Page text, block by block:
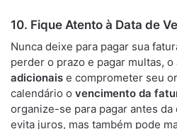
10. Fique Atento à Data de
Nunca deixe para pagar sua
perder o prazo e pagar multas,
adicionais e comprometer seu
calendário o vencimento da
organize-se para pagar antes da
evita juros, mas também pode